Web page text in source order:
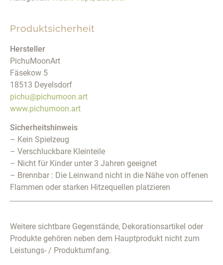
Produktsicherheit
Hersteller
PichuMoonArt
Fäsekow 5
18513 Deyelsdorf
pichu@pichumoon.art
www.pichumoon.art
Sicherheitshinweis
– Kein Spielzeug
– Verschluckbare Kleinteile
– Nicht für Kinder unter 3 Jahren geeignet
– Brennbar : Die Leinwand nicht in die Nähe von offenen
Flammen oder starken Hitzequellen platzieren
Weitere sichtbare Gegenstände, Dekorationsartikel oder
Produkte gehören neben dem Hauptprodukt nicht zum
Leistungs- / Produktumfang.